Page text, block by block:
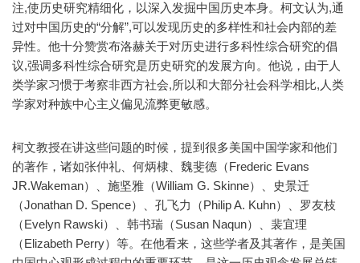
注,使历史研究精细化，以深入发掘中国历史本身。柯文认为,通
过对中国历史的“分解”,可以发现历史的多样性和社会内部的差
异性。他十分赞赏布洛赫关于对历史进行多科性综合研究的倡
议,强调多科性综合研究是历史研究的发展方向。他说，由于人
类学家习惯于考察非西方社会,所以和大部分社会科学相比,人类
学家对种族中心主义偏见流弊更敏感。
柯文教授在讲这些问题的时候，提到很多美国中国学家和他们
的著作，诸如张仲礼、何炳棣、魏斐德（Frederic Evans
JR.Wakeman）、施坚雅（William G. Skinne）、史景迁
（Jonathan D. Spence）、孔飞力（Philip A. Kuhn）、罗友枝
（Evelyn Rawski）、韩书瑞（Susan Naqun）、裴宜理
（Elizabeth Perry）等。在他看来，这些学者及其著作，是美国